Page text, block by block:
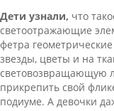
Дети узнали, что
светоотражающие
фетра
звезды, цветы и на
световозвращающую
прикрепить свой
подиуме. А девочки